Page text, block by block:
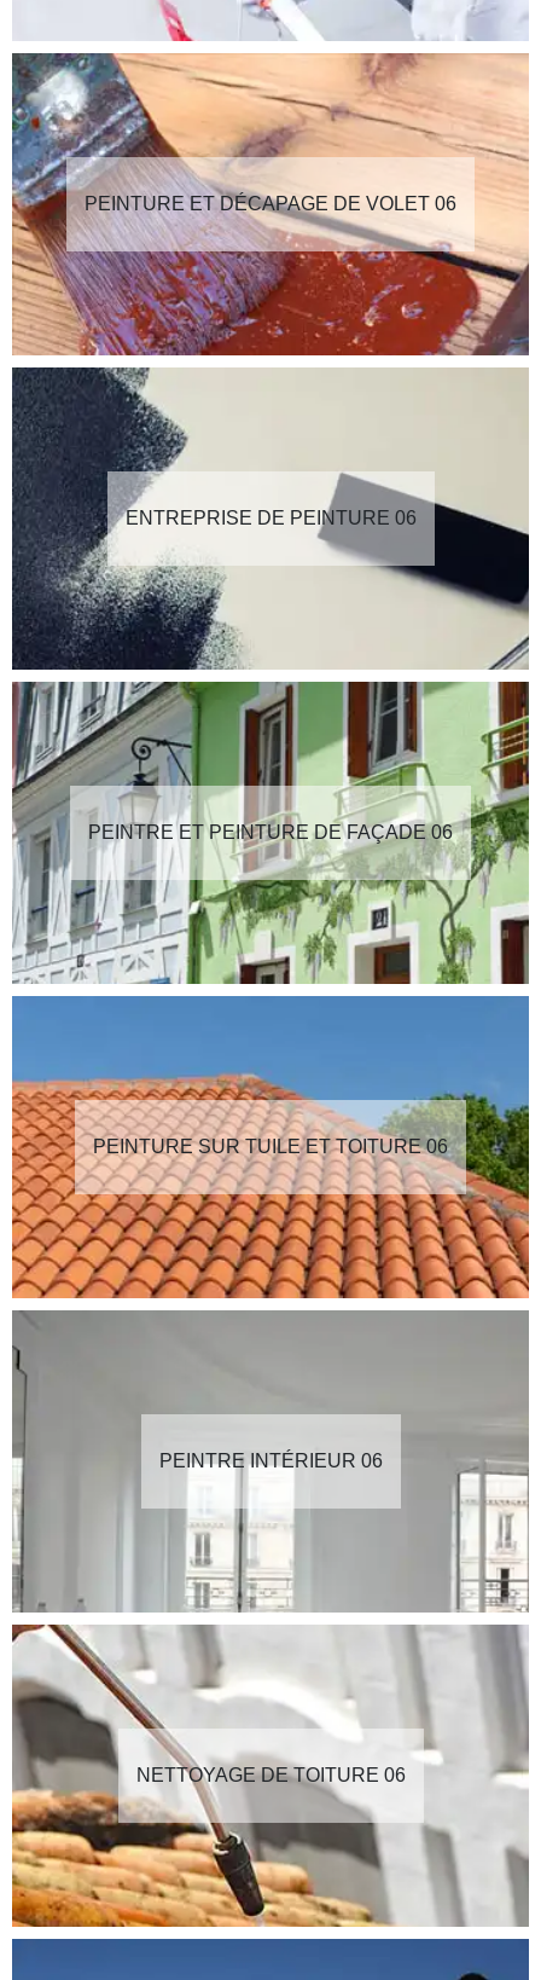
PEINTURE ET DÉCAPAGE DE VOLET 06
ENTREPRISE DE PEINTURE 06
PEINTRE ET PEINTURE DE FAÇADE 06
PEINTURE SUR TUILE ET TOITURE 06
PEINTRE INTÉRIEUR 06
NETTOYAGE DE TOITURE 06